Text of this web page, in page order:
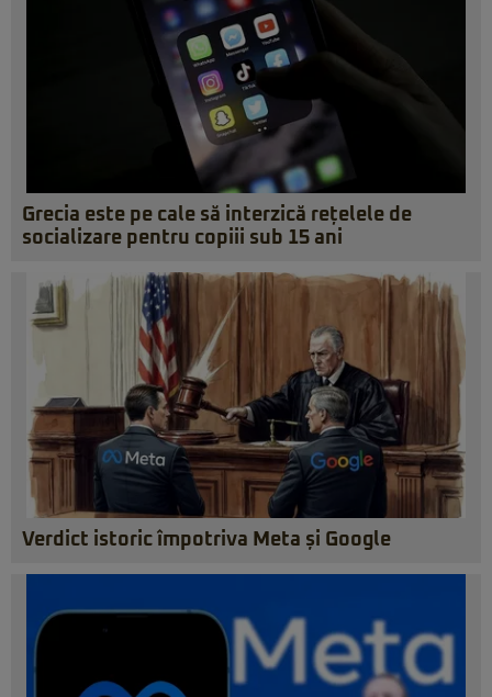
Grecia este pe cale să interzică rețelele de
socializare pentru copiii sub 15 ani
Verdict istoric împotriva Meta și Google